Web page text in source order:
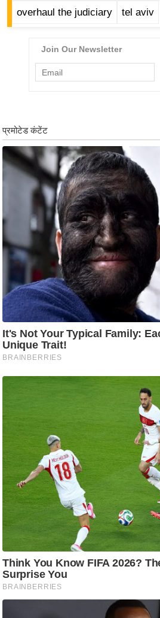
त
वु
ड
फि
ल्म
B
r
a
k
i
n
g
w
इ
फ
स्टा
इ
लॉ
जी
ब्यू
overhaul the judiciary tel aviv